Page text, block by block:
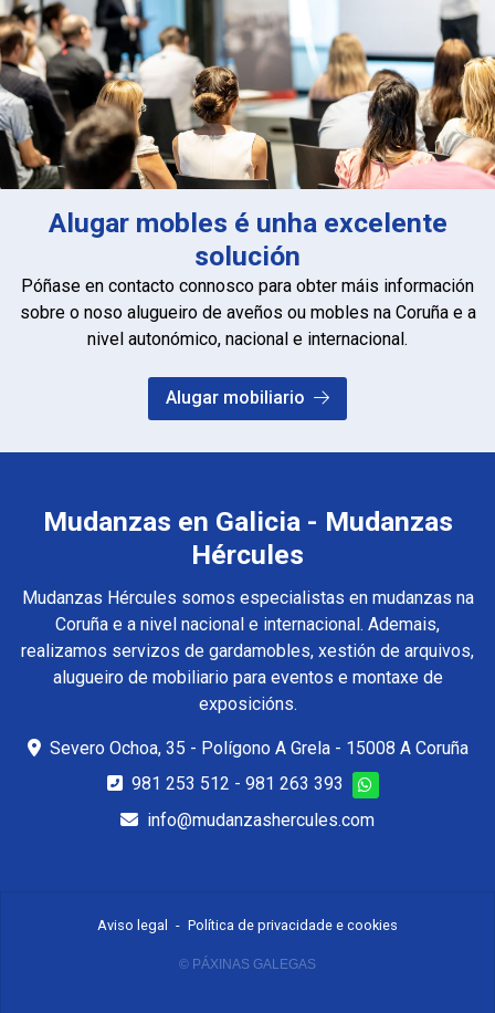
Alugar mobles é unha excelente
solución
Póñase en contacto connosco para obter máis información
sobre o noso alugueiro de aveños ou mobles na Coruña e a
nivel autonómico, nacional e internacional.
Alugar mobiliario
Mudanzas en Galicia - Mudanzas
Hércules
Mudanzas Hércules somos especialistas en mudanzas na
Coruña e a nivel nacional e internacional. Ademais,
realizamos servizos de gardamobles, xestión de arquivos,
alugueiro de mobiliario para eventos e montaxe de
exposicións.
Severo Ochoa, 35 - Polígono A Grela - 15008 A Coruña
981 253 512 - 981 263 393
info@mudanzashercules.com
Aviso legal - Política de privacidade e cookies
© PÁXINAS GALEGAS